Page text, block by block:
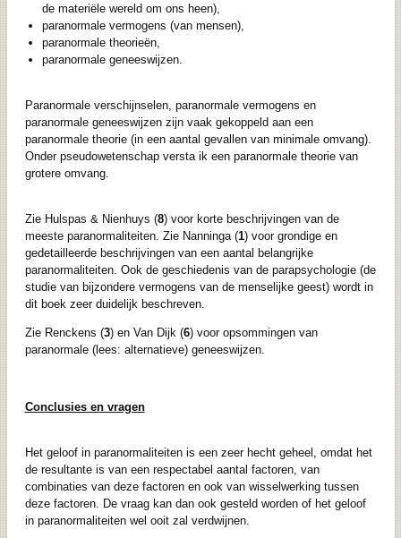
de materiële wereld om ons heen),
paranormale vermogens (van mensen),
paranormale theorieën,
paranormale geneeswijzen.
Paranormale verschijnselen, paranormale vermogens en
paranormale geneeswijzen zijn vaak gekoppeld aan een
paranormale theorie (in een aantal gevallen van minimale omvang).
Onder pseudowetenschap versta ik een paranormale theorie van
grotere omvang.
Zie Hulspas & Nienhuys (8) voor korte beschrijvingen van de
meeste paranormaliteiten. Zie Nanninga (1) voor grondige en
gedetailleerde beschrijvingen van een aantal belangrijke
paranormaliteiten. Ook de geschiedenis van de parapsychologie (de
studie van bijzondere vermogens van de menselijke geest) wordt in
dit boek zeer duidelijk beschreven.
Zie Renckens (3) en Van Dijk (6) voor opsommingen van
paranormale (lees: alternatieve) geneeswijzen.
Conclusies en vragen
Het geloof in paranormaliteiten is een zeer hecht geheel, omdat het
de resultante is van een respectabel aantal factoren, van
combinaties van deze factoren en ook van wisselwerking tussen
deze factoren. De vraag kan dan ook gesteld worden of het geloof
in paranormaliteiten wel ooit zal verdwijnen.